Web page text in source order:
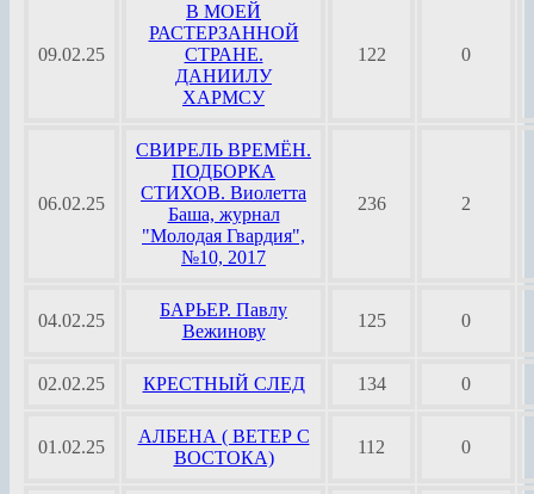
09.02.25
В МОЕЙ
РАСТЕРЗАННОЙ
СТРАНЕ.
ДАНИИЛУ
ХАРМСУ
122 0
06.02.25
СВИРЕЛЬ ВРЕМЁН.
ПОДБОРКА
СТИХОВ. Виолетта
Баша, журнал
"Молодая Гвардия",
№10, 2017
236 2
04.02.25
БАРЬЕР. Павлу
Вежинову
125 0
02.02.25 КРЕСТНЫЙ СЛЕД 134 0
01.02.25
АЛБЕНА ( ВЕТЕР С
ВОСТОКА)
112 0